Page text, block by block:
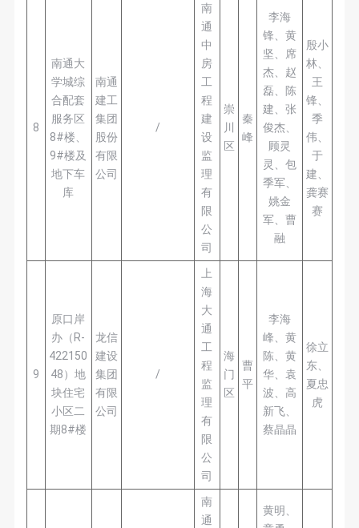
8
南通大
学城综
合配套
服务区
8#楼、
9#楼及
地下车
库
南通
建工
集团
股份
有限
公司
/
南
通
中
房
工
程
建
设
监
理
有
限
公
司
崇
川
区
秦
峰
李海
锋、黄
坚、席
杰、赵
磊、陈
建、张
俊杰、
顾灵
灵、包
季军、
姚金
军、曹
融
殷小
林、
王
锋、
季
伟、
于
建、
龚赛
赛
9
原口岸
办（R-
422150
48）地
块住宅
小区二
期8#楼
龙信
建设
集团
有限
公司
/
上
海
大
通
工
程
监
理
有
限
公
司
海
门
区
曹
平
李海
峰、黄
陈、黄
华、袁
波、高
新飞、
蔡晶晶
徐立
东、
夏忠
虎
南
通
黄明、